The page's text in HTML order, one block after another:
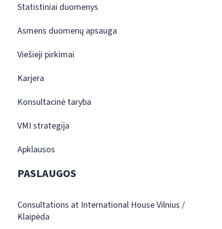
Statistiniai duomenys
Asmens duomenų apsauga
Viešieji pirkimai
Karjera
Konsultacinė taryba
VMI strategija
Apklausos
PASLAUGOS
Consultations at International House Vilnius /
Klaipėda